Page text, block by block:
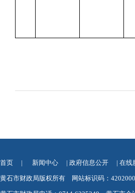
首页 | 新闻中心 | 政府信息公开 | 在线
黄石市财政局版权所有 网站标识码：